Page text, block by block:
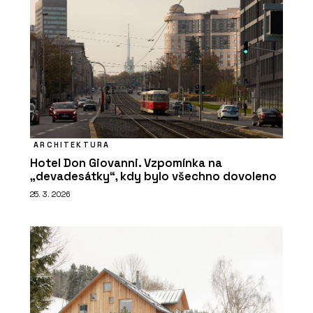
ARCHITEKTURA
Hotel Don Giovanni. Vzpomínka na
„devadesátky“, kdy bylo všechno dovoleno
25. 3. 2026